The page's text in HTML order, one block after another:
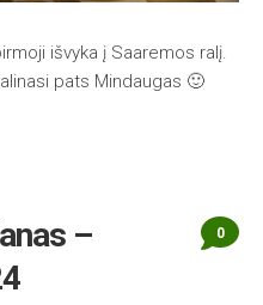
išvyka į Saaremos ralį.
pats Mindaugas 🙂
–
0